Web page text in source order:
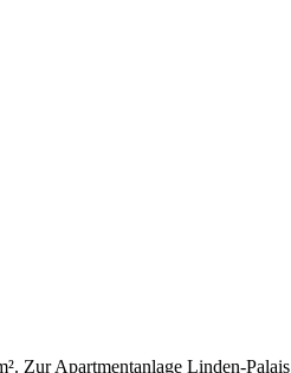
Zur Apartmentanlage Linden-